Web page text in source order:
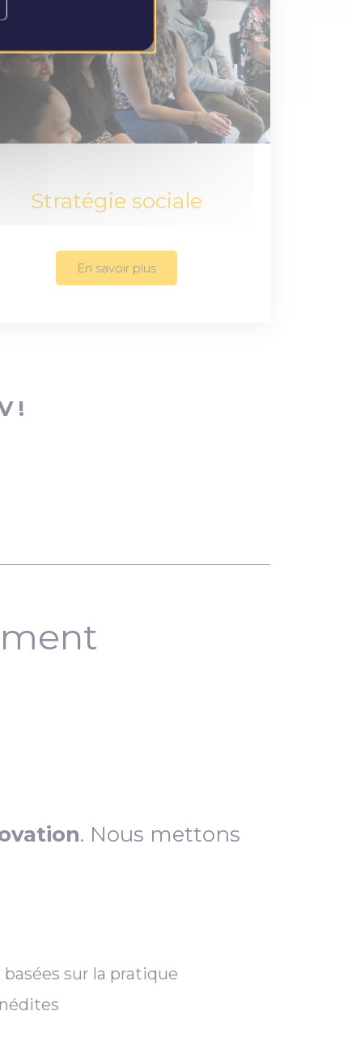
Stratégie sociale
En savoir plus
!
. Nous mettons
sur la pratique